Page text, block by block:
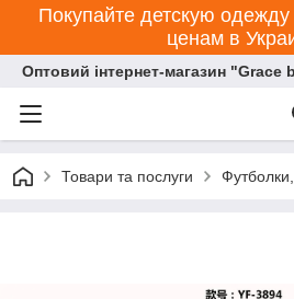
Покупайте детскую
ценам в
Оптовий інтернет-магазин
Товари та послуги